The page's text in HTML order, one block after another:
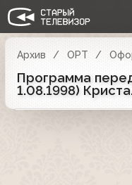
Архив ОРТ
Программа
1.08.1998)